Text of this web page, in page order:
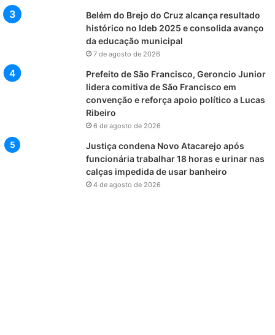
Belém do Brejo do Cruz alcança resultado
histórico no Ideb 2025 e consolida avanço
da educação municipal
7 de agosto de 2026
Prefeito de São Francisco, Geroncio Junior
lidera comitiva de São Francisco em
convenção e reforça apoio político a Lucas
Ribeiro
6 de agosto de 2026
Justiça condena Novo Atacarejo após
funcionária trabalhar 18 horas e urinar nas
calças impedida de usar banheiro
4 de agosto de 2026